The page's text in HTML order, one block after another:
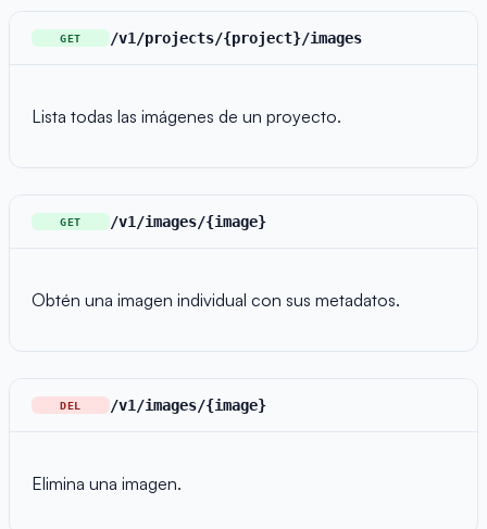
GET /v1/projects/{project}/images
Lista todas las imágenes de un proyecto.
GET /v1/images/{image}
Obtén una imagen individual con sus metadatos.
DEL /v1/images/{image}
Elimina una imagen.